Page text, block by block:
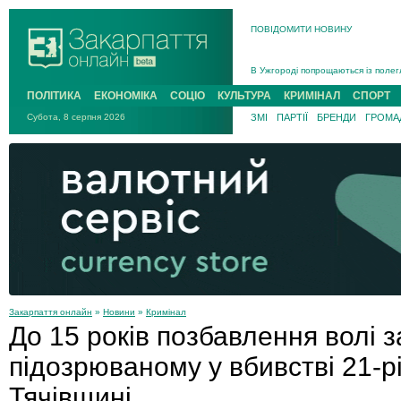
ПОВІДОМИТИ НОВИНУ
В Ужгороді попрощаються із
В Ужгороді 5 серпня
Підтвердили загибель
На війні з рф поліг військовий з
На Хустщині внаслідок ДТП за
Інструктора районного ТЦК на
ПОЛІТИКА ЕКОНОМІКА СОЦІО КУЛЬТУРА КРИМІНАЛ СПОРТ
Субота, 8 серпня 2026 ЗМІ ПАРТІЇ БРЕНДИ
Закарпаття онлайн » Новини » Кримінал
До 15 років позбавлення волі
підозрюваному у вбивстві 21-